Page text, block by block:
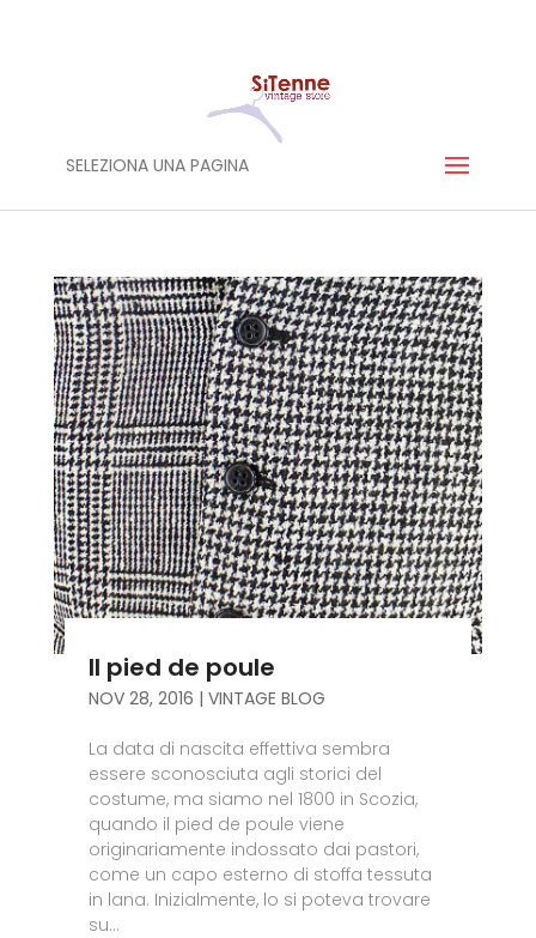
SELEZIONA UNA PAGINA
Il pied de poule
NOV 28, 2016 | VINTAGE BLOG
La data di nascita effettiva sembra
essere sconosciuta agli storici del
costume, ma siamo nel 1800 in Scozia,
quando il pied de poule viene
originariamente indossato dai pastori,
come un capo esterno di stoffa tessuta
in lana. Inizialmente, lo si poteva trovare
su...